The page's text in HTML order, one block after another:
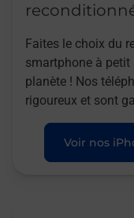
Faites le choix du
smartphone à petit
planète ! Nos
rigoureux et sont
Voir nos